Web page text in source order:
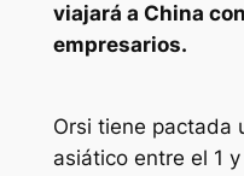
viajará a China
empresarios.
Orsi tiene pactada
asiático entre el 1